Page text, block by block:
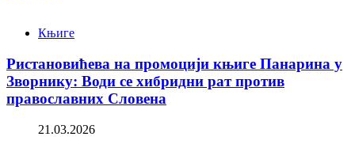
Књиге
Ристановићева на промоцији књиге Панарина у
Зворнику: Води се хибридни рат против
православних Словена
21.03.2026